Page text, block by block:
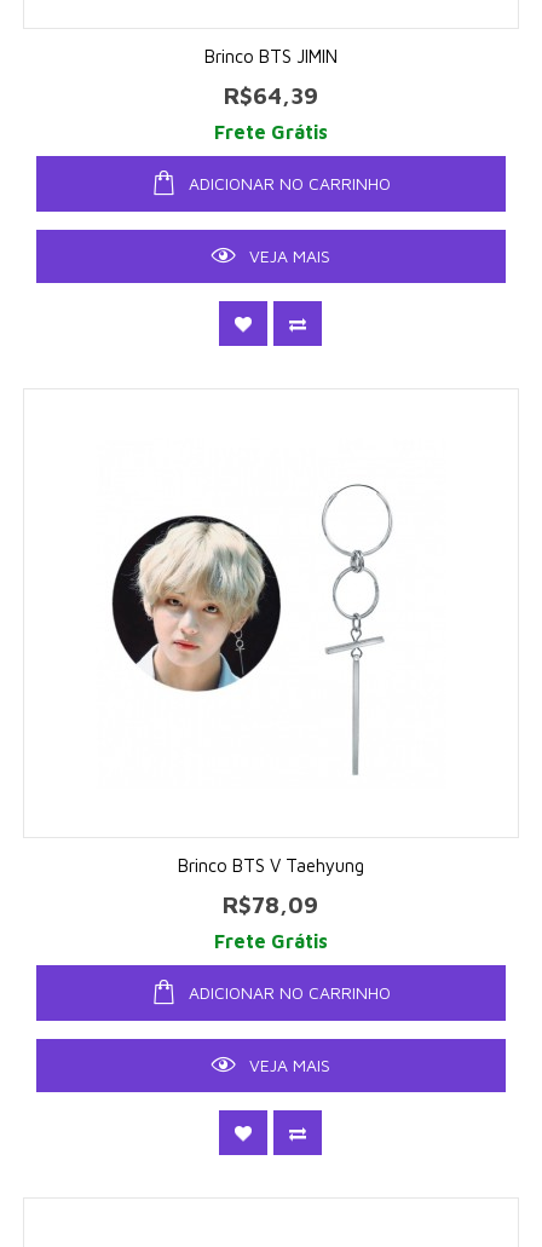
Brinco BTS JIMIN
R$64,39
Frete Grátis
ADICIONAR NO CARRINHO
VEJA MAIS
Brinco BTS V Taehyung
R$78,09
Frete Grátis
ADICIONAR NO CARRINHO
VEJA MAIS